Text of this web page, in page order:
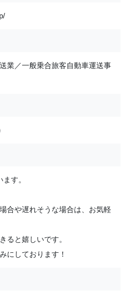
業／一般乗合旅客自動車運送事
す。
合や遅れそうな場合は、お気軽
ると嬉しいです。
にしております！